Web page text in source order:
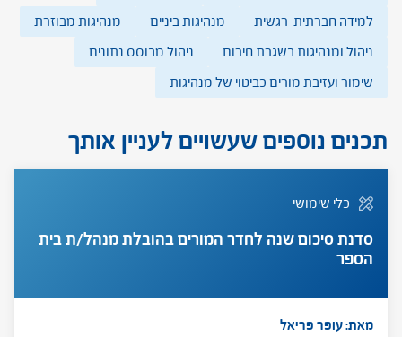
למידה חברתית-רגשית
מנהיגות ביניים
מנהיגות מבוזרת
ניהול ומנהיגות בשגרת חירום
ניהול מבוסס נתונים
שימור ועזיבת מורים כביטוי של מנהיגות
תכנים נוספים שעשויים לעניין אותך
כלי שימושי
סדנת סיכום שנה לחדר המורים בהובלת מנהל/ת בית
הספר
מאת: עופר פריאל